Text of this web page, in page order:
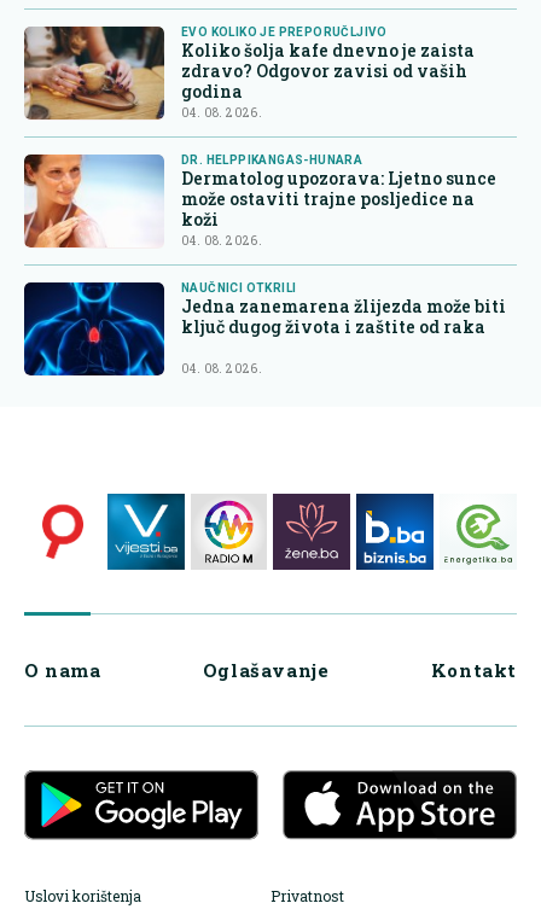
EVO KOLIKO JE PREPORUČLJIVO
Koliko šolja kafe dnevno je zaista
zdravo? Odgovor zavisi od vaših
godina
04. 08. 2026.
DR. HELPPIKANGAS-HUNARA
Dermatolog upozorava: Ljetno sunce
može ostaviti trajne posljedice na
koži
04. 08. 2026.
NAUČNICI OTKRILI
Jedna zanemarena žlijezda može biti
ključ dugog života i zaštite od raka
04. 08. 2026.
O nama Oglašavanje Kontakt
Uslovi korištenja Privatnost